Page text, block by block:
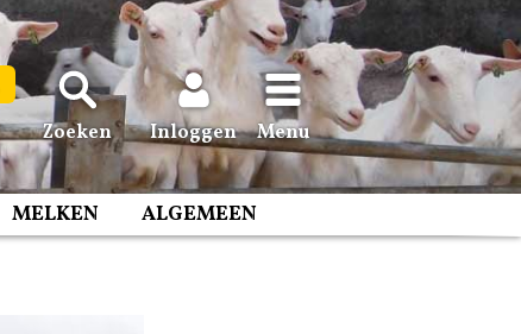
Zoeken Inloggen Menu
MELKEN ALGEMEEN